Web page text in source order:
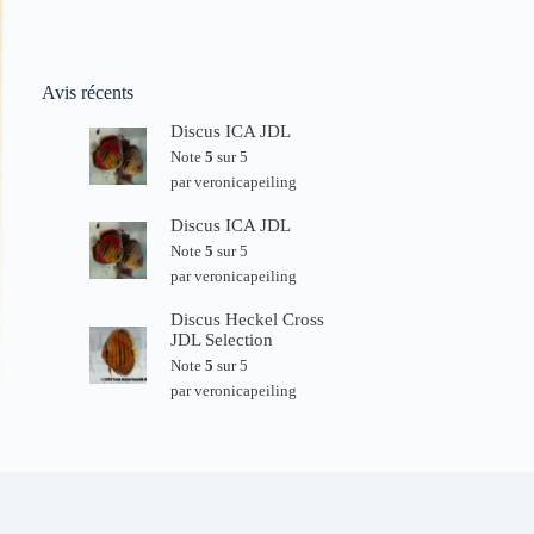
Avis récents
Discus ICA JDL
Note5 sur 5
par veronicapeiling
Discus ICA JDL
Note5 sur 5
par veronicapeiling
Discus Heckel Cross
JDL Selection
Note5 sur 5
par veronicapeiling